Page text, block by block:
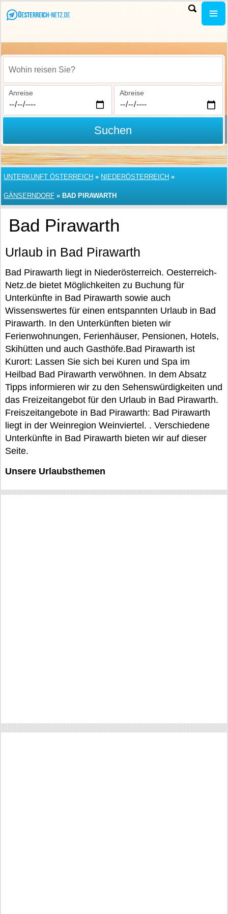
Wohin reisen Sie?
Anreise Abreise
Suchen
UNTERKUNFT ÖSTERREICH » NIEDERÖSTERREICH »
GÄNSERNDORF » BAD PIRAWARTH
Bad Pirawarth
Urlaub in Bad Pirawarth
Bad Pirawarth liegt in Niederösterreich. Oesterreich-
Netz.de bietet Möglichkeiten zu Buchung für
Unterkünfte in Bad Pirawarth sowie auch
Wissenswertes für einen entspannten Urlaub in Bad
Pirawarth. In den Unterkünften bieten wir
Ferienwohnungen, Ferienhäuser, Pensionen, Hotels,
Skihütten und auch Gasthöfe.Bad Pirawarth ist
Kurort: Lassen Sie sich bei Kuren und Spa im
Heilbad Bad Pirawarth verwöhnen. In dem Absatz
Tipps informieren wir zu den Sehenswürdigkeiten und
das Freizeitangebot für den Urlaub in Bad Pirawarth.
Freiszeitangebote in Bad Pirawarth: Bad Pirawarth
liegt in der Weinregion Weinviertel. . Verschiedene
Unterkünfte in Bad Pirawarth bieten wir auf dieser
Seite.
Unsere Urlaubsthemen